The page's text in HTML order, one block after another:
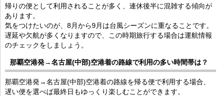
帰りの便として利用されることが多く、連休後半に混雑する傾向が
あります。
気をつけたいのが、8月から9月は台風シーズンに重なることです。
遅延や欠航が多くなりますので、この時期旅行する場合は運航情報
のチェックをしましょう。
那覇空港発→名古屋(中部)空港着の路線で利用の多い時間帯は？
那覇空港発→名古屋(中部)空港着の路線を帰る便で利用する場合、
遅い便を選べば最終日もゆっくり楽しむことができます。